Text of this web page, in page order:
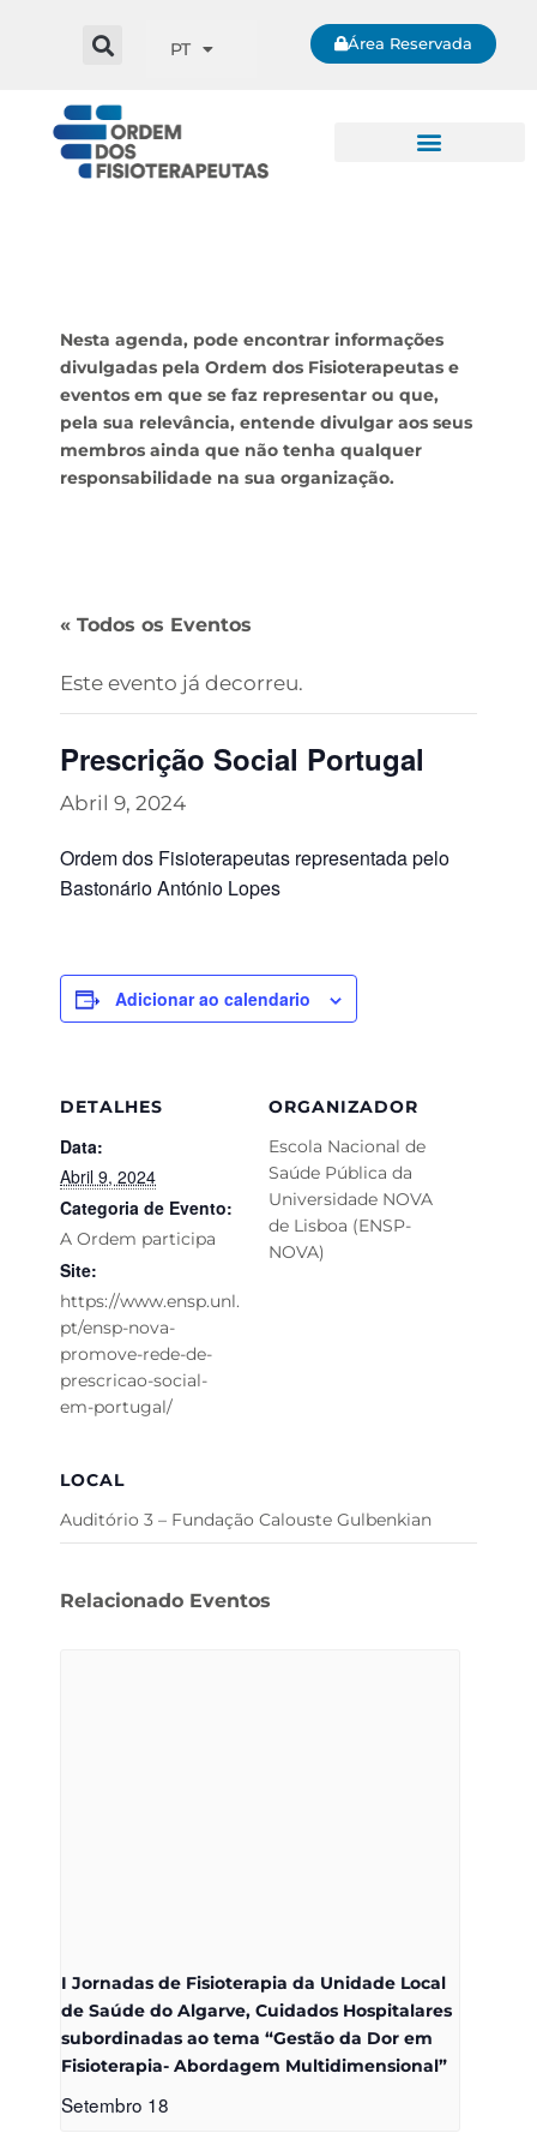
PT Área Reservada
Nesta agenda, pode encontrar informações
divulgadas pela Ordem dos Fisioterapeutas e
eventos em que se faz representar ou que,
pela sua relevância, entende divulgar aos seus
membros ainda que não tenha qualquer
responsabilidade na sua organização.
« Todos os Eventos
Este evento já decorreu.
Prescrição Social Portugal
Abril 9, 2024
Ordem dos Fisioterapeutas representada pelo
Bastonário António Lopes
Adicionar ao calendario
DETALHES
Data:
Abril 9, 2024
Categoria de Evento:
A Ordem participa
Site:
https://www.ensp.unl.
pt/ensp-nova-
promove-rede-de-
prescricao-social-
em-portugal/
ORGANIZADOR
Escola Nacional de
Saúde Pública da
Universidade NOVA
de Lisboa (ENSP-
NOVA)
LOCAL
Auditório 3 – Fundação Calouste Gulbenkian
Relacionado Eventos
I Jornadas de Fisioterapia da Unidade Local
de Saúde do Algarve, Cuidados Hospitalares
subordinadas ao tema “Gestão da Dor em
Fisioterapia- Abordagem Multidimensional”
Setembro 18